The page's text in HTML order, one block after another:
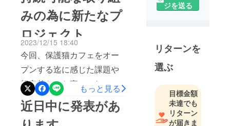
た。そして現在、私たちは
READYFORにて、ねことカ
フェの存続と再建をかけた
クラウドファンディングに
挑戦しています。プロジェ
クトページ »現在挑戦中の
クラウドファンディング今
回の挑戦は、・大人猫たち
みの為に新たなプ
ロジェクト
2023/12/15 18:40
今回、保護猫カフェをオー
プンする迄に感じた課題や
想定外だった事、これから
更に取り組んでいく為に、
キャンプファイヤで継続し
もっと見る
近日中に発表があ
の募集/譲渡
大阪市天王
寺区にて保
護猫カフェ
『ねことカ
フェ』も無
事オープ
ン！成猫た
ジを送る
リターンを
選ぶ
目標金額
未達でも
リターン
が届きま